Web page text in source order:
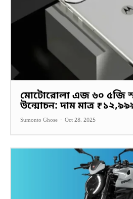
মোটোরোলা এজ ৬০ ৫জি
উন্মোচন: দাম মাত্র
Sumonto Ghose - Oct 28, 2025